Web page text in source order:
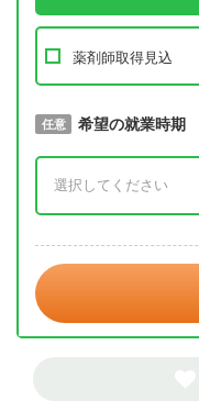
薬剤師取得見込
必須 取得予定年
任意 希望の就業時期